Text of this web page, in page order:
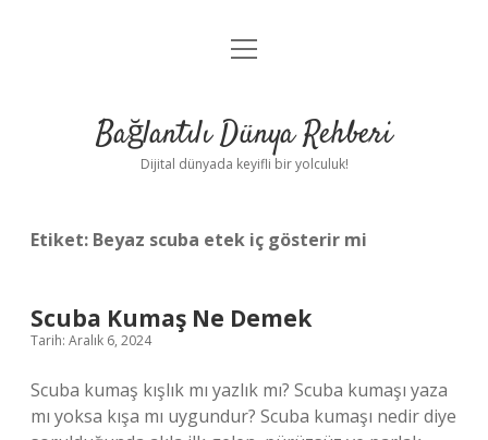
Anasayfa
Yasal Uyarı
menüyü
Bağlantılı Dünya Rehberi
Dijital dünyada keyifli bir yolculuk!
Etiket: Beyaz scuba etek iç gösterir mi
Scuba Kumaş Ne Demek
Tarih: Aralık 6, 2024
Scuba kumaş kışlık mı yazlık mı? Scuba kumaşı yaza
mı yoksa kışa mı uygundur? Scuba kumaşı nedir diye